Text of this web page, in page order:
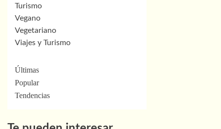
Turismo
Vegano
Vegetariano
Viajes y Turismo
Últimas
Popular
Tendencias